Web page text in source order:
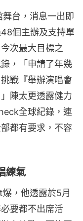
台，消息一出即
個主辦及支持單
次最大目標之
，「申請了年幾
戰『舉辦演唱會
陳太更透露健力
全球紀錄，連
都有要求，不容
練氣
，他透露於5月
要都不出席活